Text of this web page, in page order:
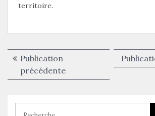
territoire.
Navigation
de
Publication
précédentePublication
précédente :